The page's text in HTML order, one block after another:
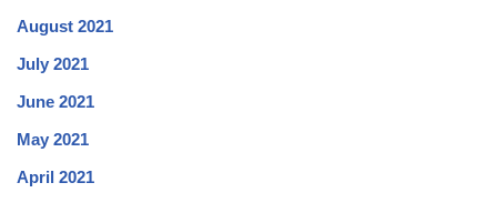
August 2021
July 2021
June 2021
May 2021
April 2021